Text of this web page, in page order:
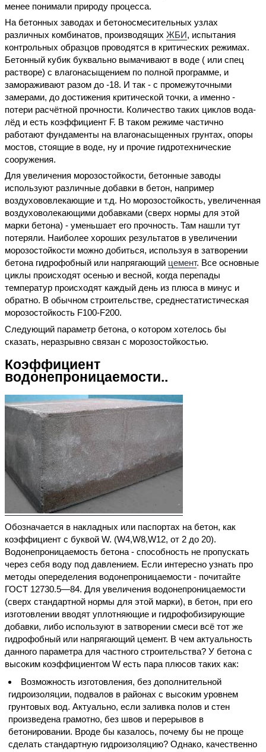
менее понимали природу процесса.
На бетонных заводах и бетоносмесительных узлах
различных комбинатов, производящих ЖБИ, испытания
контрольных образцов проводятся в критических режимах.
Бетонный кубик буквально вымачивают в воде ( или спец
растворе) с влагонасыщением по полной программе, и
замораживают разом до -18. И так - с промежуточными
замерами, до достижения критической точки, а именно -
потери расчётной прочности. Количество таких циклов вода-
лёд и есть коэффициент F. В таком режиме частично
работают фундаменты на влагонасыщенных грунтах, опоры
мостов, стоящие в воде, ну и прочие гидротехнические
сооружения.
Для увеличения морозостойкости, бетонные заводы
используют различные добавки в бетон, например
воздухововлекающие и т.д. Но морозостойкость, увеличенная
воздуховолекающими добавками (сверх нормы для этой
марки бетона) - уменьшает его прочность. Там нашли тут
потеряли. Наиболее хороших результатов в увеличении
морозостойкости можно добиться, используя в затворении
бетона гидрофобный или напрягающий цемент. Все основные
циклы происходят осенью и весной, когда перепады
температур происходят каждый день из плюса в минус и
обратно. В обычном строительстве, среднестатистическая
морозостойкость F100-F200.
Следующий параметр бетона, о котором хотелось бы
сказать, неразрывно связан с морозостойкостью.
Коэффициент
водонепроницаемости..
Обозначается в накладных или паспортах на бетон, как
коэффициент с буквой W. (W4,W8,W12, от 2 до 20).
Водонепроницаемость бетона - способность не пропускать
через себя воду под давлением. Если интересно узнать про
методы опеределения водонепроницаемости - почитайте
ГОСТ 12730.5—84. Для увеличения водонепроницаемости
(сверх стандартной нормы для этой марки), в бетон, при его
изготовлении вводят уплотняющие и гидрофобизирующие
добавки, либо используют в затворении смеси всё тот же
гидрофобный или напрягающий цемент. В чем актуальность
данного параметра для частного строительства? У бетона с
высоким коэффициентом W есть пара плюсов таких как:
Возможность изготовления, без дополнительной
гидроизоляции, подвалов в районах с высоким уровнем
грунтовых вод. Актуально, если заливка полов и стен
произведена грамотно, без швов и перерывов в
бетонировании. Вроде бы казалось, почему бы не проще
сделать стандартную гидроизоляцию? Однако, качественно